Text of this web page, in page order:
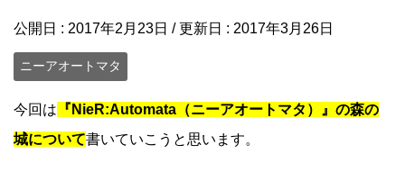
公開日 : 2017年2月23日 / 更新日 : 2017年3月26日
ニーアオートマタ
今回は 『NieR:Automata（ニーアオートマタ）』の森の
城について書いていこうと思います。